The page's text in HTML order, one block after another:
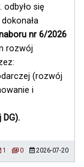
. odbyło się
nr 6/2026
rozwój
(rozwój
i
1 0 2026-07-20